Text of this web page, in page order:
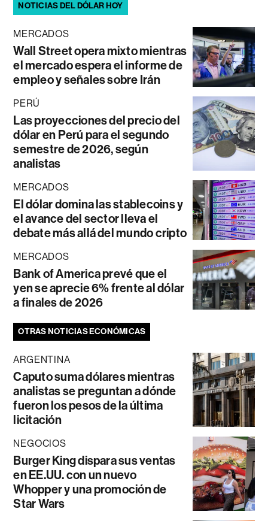
NOTICIAS DEL DÓLAR HOY
MERCADOS
Wall Street opera mixto mientras
el mercado espera el informe de
empleo y señales sobre Irán
PERÚ
Las proyecciones del precio del
dólar en Perú para el segundo
semestre de 2026, según
analistas
MERCADOS
El dólar domina las stablecoins y
el avance del sector lleva el
debate más allá del mundo cripto
MERCADOS
Bank of America prevé que el
yen se aprecie 6% frente al dólar
a finales de 2026
OTRAS NOTICIAS ECONÓMICAS
ARGENTINA
Caputo suma dólares mientras
analistas se preguntan a dónde
fueron los pesos de la última
licitación
NEGOCIOS
Burger King dispara sus ventas
en EE.UU. con un nuevo
Whopper y una promoción de
Star Wars